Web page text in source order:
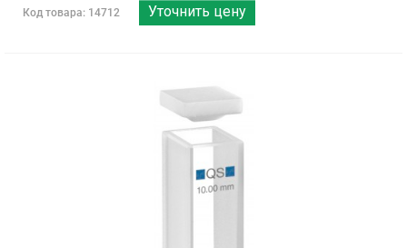
Код товара: 14712 Уточнить цену